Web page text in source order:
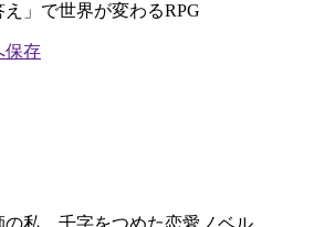
」で世界が変わるRPG